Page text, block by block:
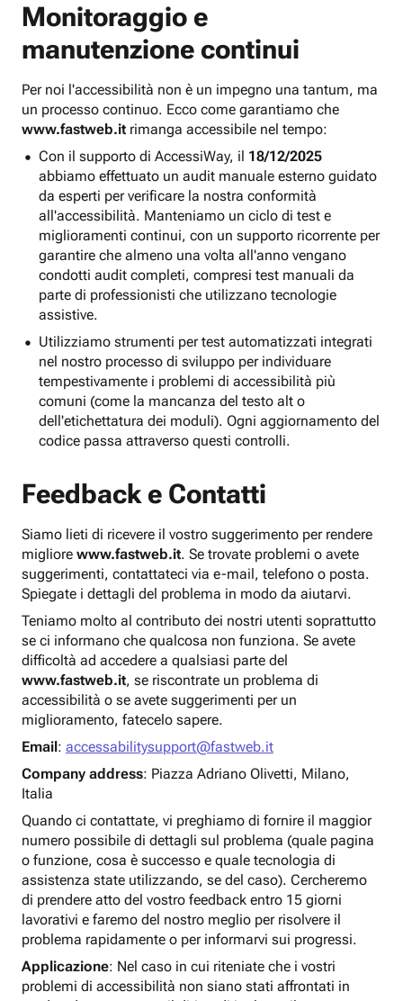
Monitoraggio e
manutenzione continui
Per noi l'accessibilità non è un impegno una tantum, ma
un processo continuo. Ecco come garantiamo che
www.fastweb.it rimanga accessibile nel tempo:
Con il supporto di AccessiWay, il 18/12/2025
abbiamo effettuato un audit manuale esterno guidato
da esperti per verificare la nostra conformità
all'accessibilità. Manteniamo un ciclo di test e
miglioramenti continui, con un supporto ricorrente per
garantire che almeno una volta all'anno vengano
condotti audit completi, compresi test manuali da
parte di professionisti che utilizzano tecnologie
assistive.
Utilizziamo strumenti per test automatizzati integrati
nel nostro processo di sviluppo per individuare
tempestivamente i problemi di accessibilità più
comuni (come la mancanza del testo alt o
dell'etichettatura dei moduli). Ogni aggiornamento del
codice passa attraverso questi controlli.
Feedback e Contatti
Siamo lieti di ricevere il vostro suggerimento per rendere
migliore www.fastweb.it. Se trovate problemi o avete
suggerimenti, contattateci via e-mail, telefono o posta.
Spiegate i dettagli del problema in modo da aiutarvi.
Teniamo molto al contributo dei nostri utenti soprattutto
se ci informano che qualcosa non funziona. Se avete
difficoltà ad accedere a qualsiasi parte del
www.fastweb.it, se riscontrate un problema di
accessibilità o se avete suggerimenti per un
miglioramento, fatecelo sapere.
Email: accessabilitysupport@fastweb.it
Company address: Piazza Adriano Olivetti, Milano,
Italia
Quando ci contattate, vi preghiamo di fornire il maggior
numero possibile di dettagli sul problema (quale pagina
o funzione, cosa è successo e quale tecnologia di
assistenza state utilizzando, se del caso). Cercheremo
di prendere atto del vostro feedback entro 15 giorni
lavorativi e faremo del nostro meglio per risolvere il
problema rapidamente o per informarvi sui progressi.
Applicazione: Nel caso in cui riteniate che i vostri
problemi di accessibilità non siano stati affrontati in